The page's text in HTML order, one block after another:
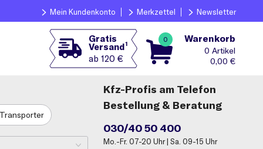
Mein Kundenkonto Merkzettel Newsletter
Gratis
Versand1
ab 120 €
0 Warenkorb
0
0,00 €
Kfz-Profis am Telefon
Bestellung & Beratung
030/40 50 400
Mo.-Fr. 07-20 Uhr | Sa. 09-15 Uhr